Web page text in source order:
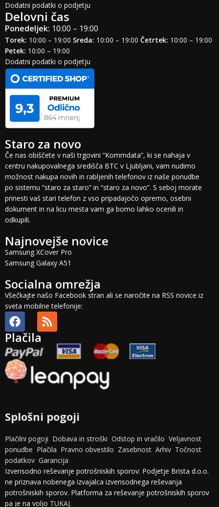
Dodatni podatki o podjetju
Delovni čas
Ponedeljek: 10:00 – 19:00
Torek: 10:00 – 19:00 Sreda: 10:00 – 19:00 Četrtek: 10:00 – 19:00
Petek: 10:00 – 19:00
Dodatni podatki o podjetju
Staro za novo
Če nas obiščete v naši trgovini “Kommdata”, ki se nahaja v
centru nakupovalnega središča BTC v Ljubljani, vam nudimo
možnost nakupa novih in rabljenih telefonov iz naše ponudbe
po sistemu “staro za staro” in “staro za novo”. S seboj morate
prinesti vaš stari telefon z vso pripadajočo opremo, osebni
dokument in na licu mesta vam ga bomo lahko ocenili in
odkupili.
Najnovejše novice
Samsung XCover Pro
Samsung Galaxy A51
Socialna omrežja
Všečkajte našo Facebook stran ali se naročite na RSS novice iz
sveta mobilne telefonije:
Plačila
Splošni pogoji
Plačilni pogoji Dobava in stroški Odstop in vračilo Veljavnost
ponudbe Plačila Pravno obvestilo Zasebnost Arhiv Točnost
podatkov Garancija
Izvensodno reševanje potrošniskih sporov: Podjetje Brista d.o.o.
ne priznava nobenega izvajalca izvensodnega reševanja
potrošniskih sporov. Platforma za reševanje potrošniskih sporov
pa je na voljo TUKAJ.